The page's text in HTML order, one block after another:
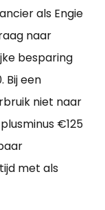
als Engie
naar
besparing
Bij een
niet naar
€125
met als